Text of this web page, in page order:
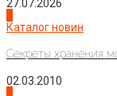
27.07.2026
Каталог новин
Секреты хранения
02.03.2010